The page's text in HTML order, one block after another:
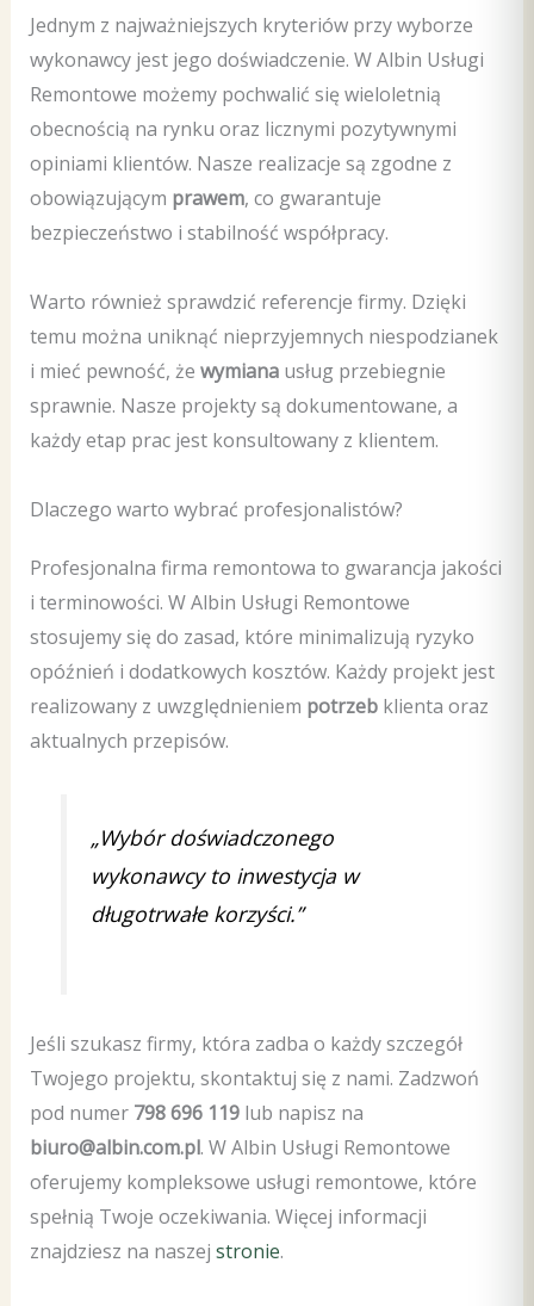
Jednym z najważniejszych kryteriów przy wyborze
wykonawcy jest jego doświadczenie. W Albin Usługi
Remontowe możemy pochwalić się wieloletnią
obecnością na rynku oraz licznymi pozytywnymi
opiniami klientów. Nasze realizacje są zgodne z
obowiązującym prawem, co gwarantuje
bezpieczeństwo i stabilność współpracy.
Warto również sprawdzić referencje firmy. Dzięki
temu można uniknąć nieprzyjemnych niespodzianek
i mieć pewność, że wymianausług przebiegnie
sprawnie. Nasze projekty są dokumentowane, a
każdy etap prac jest konsultowany z klientem.
Dlaczego warto wybrać profesjonalistów?
Profesjonalna firma remontowa to gwarancja jakości
i terminowości. W Albin Usługi Remontowe
stosujemy się do zasad, które minimalizują ryzyko
opóźnień i dodatkowych kosztów. Każdy projekt jest
realizowany z uwzględnieniem potrzebklienta oraz
aktualnych przepisów.
„Wybór doświadczonego
wykonawcy to inwestycja w
długotrwałe korzyści.”
Jeśli szukasz firmy, która zadba o każdy szczegół
Twojego projektu, skontaktuj się z nami. Zadzwoń
pod numer 798 696 119lub napisz na
biuro@albin.com.pl. W Albin Usługi Remontowe
oferujemy kompleksowe usługi remontowe, które
spełnią Twoje oczekiwania. Więcej informacji
znajdziesz na naszej stronie.